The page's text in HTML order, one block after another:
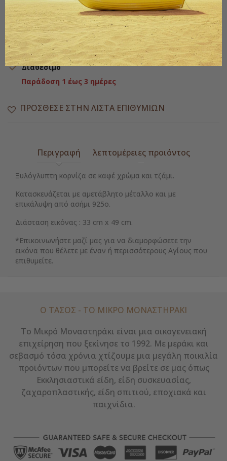
Ποσότητα
ΑΓΟΡΆ
Διαθέσιμο
Παράδοση 1 έως 3 ημέρες
ΠΡΌΣΘΕΣΕ ΣΤΗΝ ΛΊΣΤΑ ΕΠΙΘΥΜΙΏΝ
Περιγραφή λεπτομέρειες προιόντος
Ξυλόγλυπτη κορνίζα σε καφέ χρώμα και τζάμι.
Κατασκευάζεται με αμετάβλητο μέταλλο και με
επικάλυψη από ασήμι 925ο.
Διάσταση εικόνας : 33 cm x 49 cm.
*Επικοινωνήστε μαζί μας για να διαμορφώσετε την
εικόνα που θέλετε με έναν ή περισσότερους Αγίους που
επιθυμείτε.
Ο ΤΑΣΟΣ - ΤΟ ΜΙΚΡΌ ΜΟΝΑΣΤΗΡΆΚΙ
Το Μικρό Μοναστηράκι είναι μια οικογενειακή
επιχείρηση που ξεκίνησε το 1992. Με μεράκι και
σεβασμό τόσα χρόνια χτίζουμε μια μεγάλη ποικιλία
προϊόντων που μπορείτε να βρείτε σε μας όπως
Εκκλησιαστικά είδη, είδη συσκευασίας,
ζαχαροπλαστικής, είδη σπιτιού, εποχιακά και
παιχνίδια.